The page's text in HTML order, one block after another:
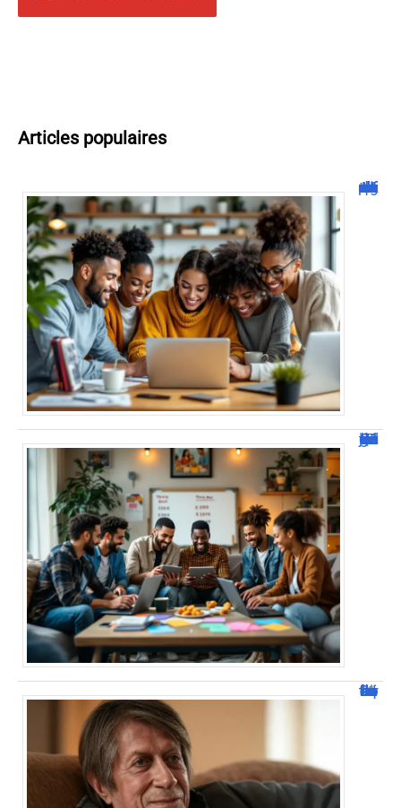
Articles populaires
Malgrim com : tout ce que vous devez savoir sur la plateforme !
JetPunk : Quiz et jeux de culture générale
Jacques Dutronc fortune : estimation et sources de richesse !